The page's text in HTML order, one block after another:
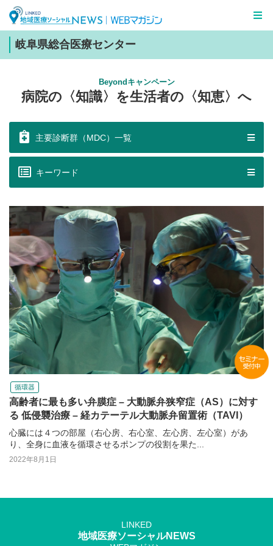
LINKED 地域医療ソーシャルNEWS
岐阜県総合医療センター
Beyondキャンペーン
病院の〈知識〉を生活者の〈知恵〉へ
主要診断群（MDC）一覧
循環器
高齢者に最も多い弁膜症 – 大動脈弁狭窄症（AS）に対す
る 低侵襲治療 – 経カテーテル大動脈弁留置術（TAVI）
心臓には４つの部屋（右心房、右心室、左心房、左心室）があ
り、全身に血液を循環させるポンプの役割を果た...
2022年8月1日
キーワード
LINKED
地域医療ソーシャルNEWS